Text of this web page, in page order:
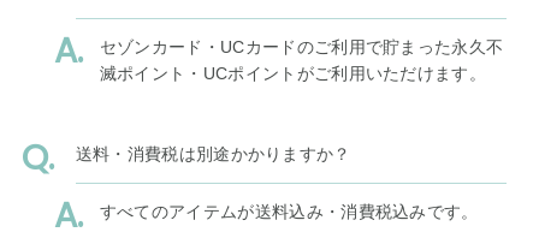
セゾンカード・UCカードのご利用で貯まった永久不
滅ポイント・UCポイントがご利用いただけます。
送料・消費税は別途かかりますか？
すべてのアイテムが送料込み・消費税込みです。